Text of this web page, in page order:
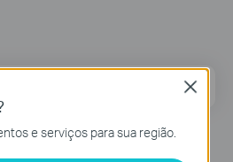
Inscreva-se
e serviços para sua região.
Close